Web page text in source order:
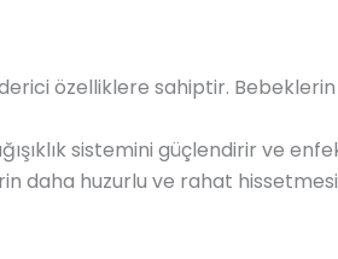
özelliklere sahiptir.
sistemini güçlendirir ve
daha huzurlu ve rahat